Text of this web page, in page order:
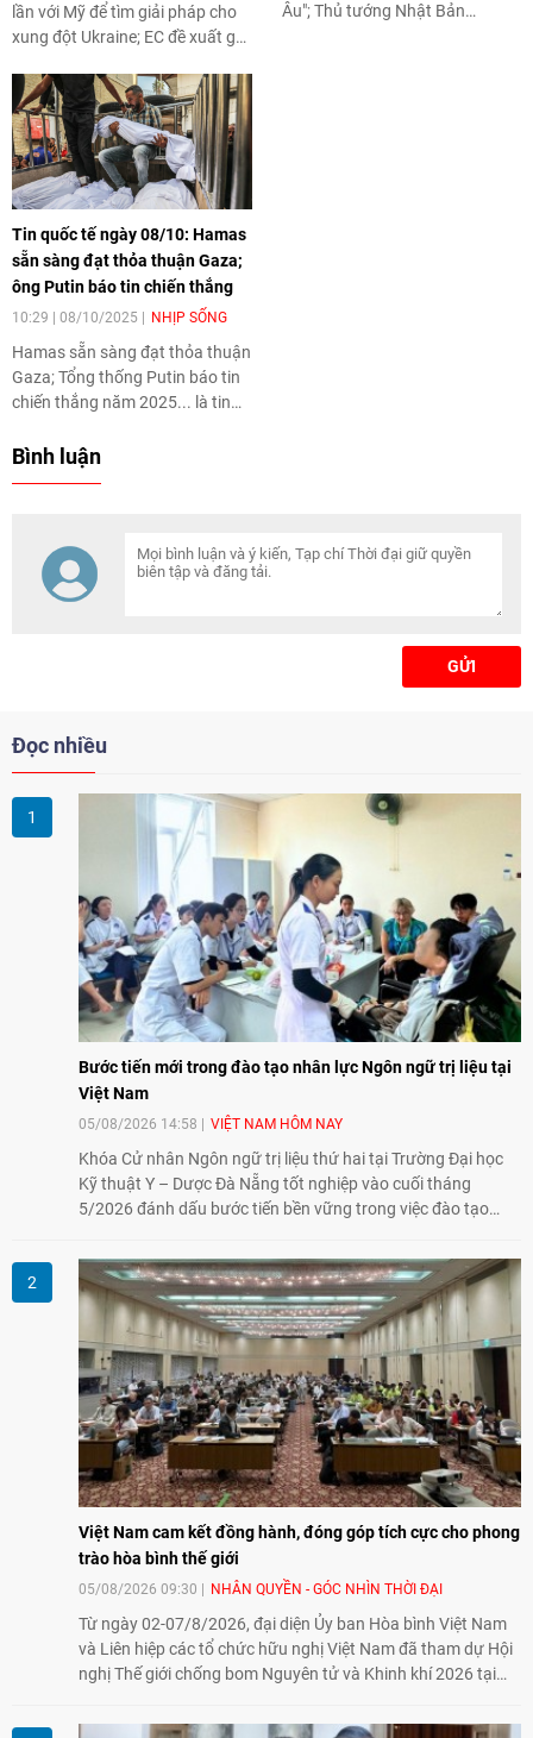
lần với Mỹ để tìm giải pháp cho
xung đột Ukraine; EC đề xuất gói
Máy bay chở 425 người hạ cánh
khẩn cấp an toàn tại Moscow
do báo cháy động cơ... là tin tức
quốc tế đáng chú ý ngày 04/12.
Âu"; Thủ tướng Nhật Bản
Tin quốc tế ngày 08/10: Hamas
sẵn sàng đạt thỏa thuận Gaza;
ông Putin báo tin chiến thắng
10:29 | 08/10/2025 NHỊP SỐNG
Hamas sẵn sàng đạt thỏa thuận
Gaza; Tổng thống Putin báo tin
chiến thắng năm 2025... là tin
Bình luận
GỬI
Đọc nhiều
Bước tiến mới trong đào tạo nhân lực Ngôn ngữ trị liệu tại
Việt Nam
05/08/2026 14:58 VIỆT NAM HÔM NAY
Khóa Cử nhân Ngôn ngữ trị liệu thứ hai tại Trường Đại học
Kỹ thuật Y – Dược Đà Nẵng tốt nghiệp vào cuối tháng
5/2026 đánh dấu bước tiến bền vững trong việc đào tạo
tại Việt Nam.
Việt Nam cam kết đồng hành, đóng góp tích cực cho phong
trào hòa bình thế giới
05/08/2026 09:30 NHÂN QUYỀN - GÓC NHÌN THỜI ĐẠI
Từ ngày 02-07/8/2026, đại diện Ủy ban Hòa bình Việt Nam
và Liên hiệp các tổ chức hữu nghị Việt Nam đã tham dự Hội
nghị Thế giới chống bom Nguyên tử và Khinh khí 2026 tại
đồng hành cùng với phong trào hoà bình của nhân dân